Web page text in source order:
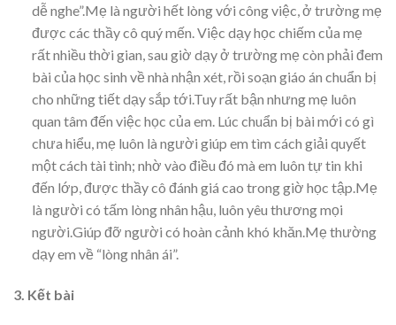
dễ nghe”.Mẹ là người hết lòng với công việc, ở trường mẹ
được các thầy cô quý mến. Việc dạy học chiếm của mẹ
rất nhiều thời gian, sau giờ dạy ở trường mẹ còn phải đem
bài của học sinh về nhà nhận xét, rồi soạn giáo án chuẩn bị
cho những tiết dạy sắp tới.Tuy rất bận nhưng mẹ luôn
quan tâm đến việc học của em. Lúc chuẩn bị bài mới có gì
chưa hiểu, mẹ luôn là người giúp em tìm cách giải quyết
một cách tài tình; nhờ vào điều đó mà em luôn tự tin khi
đến lớp, được thầy cô đánh giá cao trong giờ học tập.Mẹ
là người có tấm lòng nhân hậu, luôn yêu thương mọi
người.Giúp đỡ người có hoàn cảnh khó khăn.Mẹ thường
dạy em về “lòng nhân ái”.
3. Kết bài